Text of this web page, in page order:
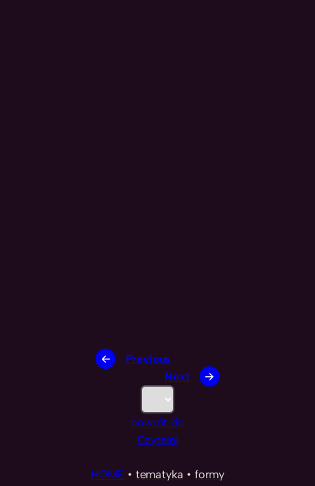
←
Previous
Next
→
K
a
t
e
o
powrót do
Czytelni
HOME • tematyka • formy